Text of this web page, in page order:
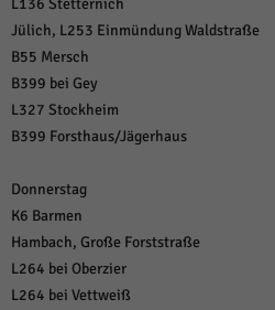
Jülich, L253 Einmündung Waldstraße
B55 Mersch
B399 bei Gey
L327 Stockheim
B399 Forsthaus/Jägerhaus
Donnerstag
K6 Barmen
Hambach, Große Forststraße
L264 bei Oberzier
L264 bei Vettweiß
Cookie-
Externe Medien (6)
Inhalte von Videoplattformen und Social-
standardmäßig blockiert. Wenn Cookies
powered by Borlabs Cookie